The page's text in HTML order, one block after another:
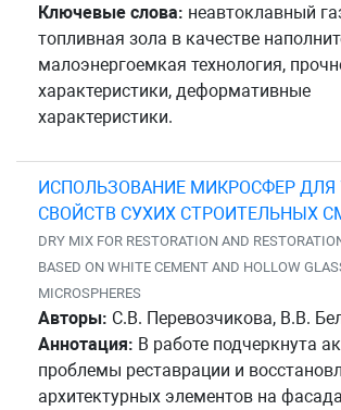
Ключевые слова: неавтоклавный
топливная зола в качестве
малоэнергоемкая технология,
характеристики, деформативные
характеристики.
ИСПОЛЬЗОВАНИЕ МИКРОСФЕР
СВОЙСТВ СУХИХ СТРОИТЕЛЬНЫХ
DRY MIX FOR RESTORATION AND
BASED ON WHITE CEMENT AND HOLLOW
MICROSPHERES
Авторы: С.В. Перевозчикова, В.В.
Аннотация: В работе подчеркнута
проблемы реставрации и
архитектурных элементов на